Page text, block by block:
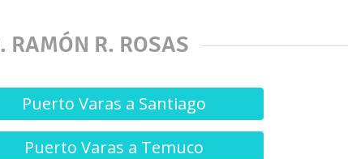
RAMÓN R. ROSAS
Puerto Varas a Santiago
Puerto Varas a Temuco